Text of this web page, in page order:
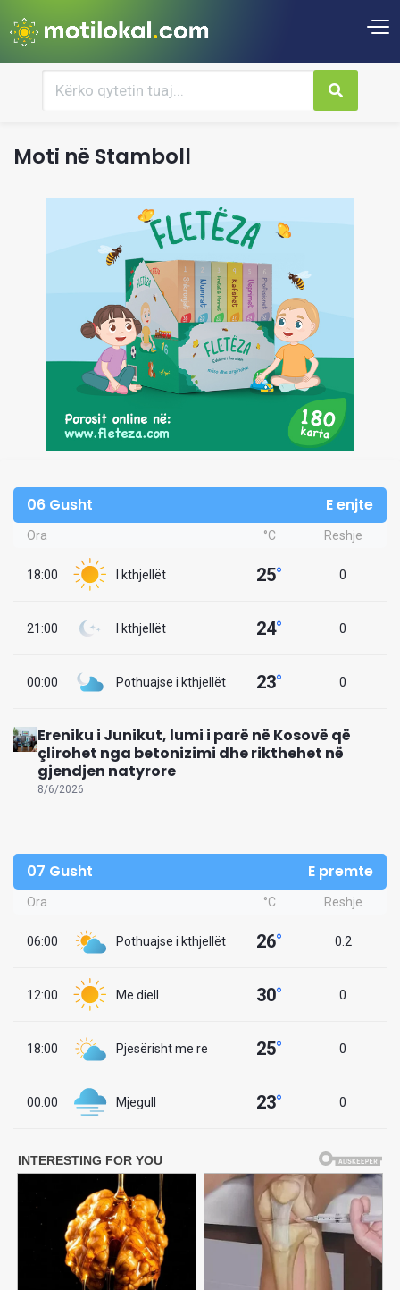
Moti në Stamboll
06 Gusht E enjte
Ora °C Reshje
18:00 I kthjellët 25° 0
21:00 I kthjellët 24° 0
00:00 Pothuajse i kthjellët 23° 0
Ereniku i Junikut, lumi i parë në Kosovë që
çlirohet nga betonizimi dhe rikthehet në
gjendjen natyrore
8/6/2026
07 Gusht E premte
Ora °C Reshje
06:00 Pothuajse i kthjellët 26° 0.2
12:00 Me diell 30° 0
18:00 Pjesërisht me re 25° 0
00:00 Mjegull 23° 0